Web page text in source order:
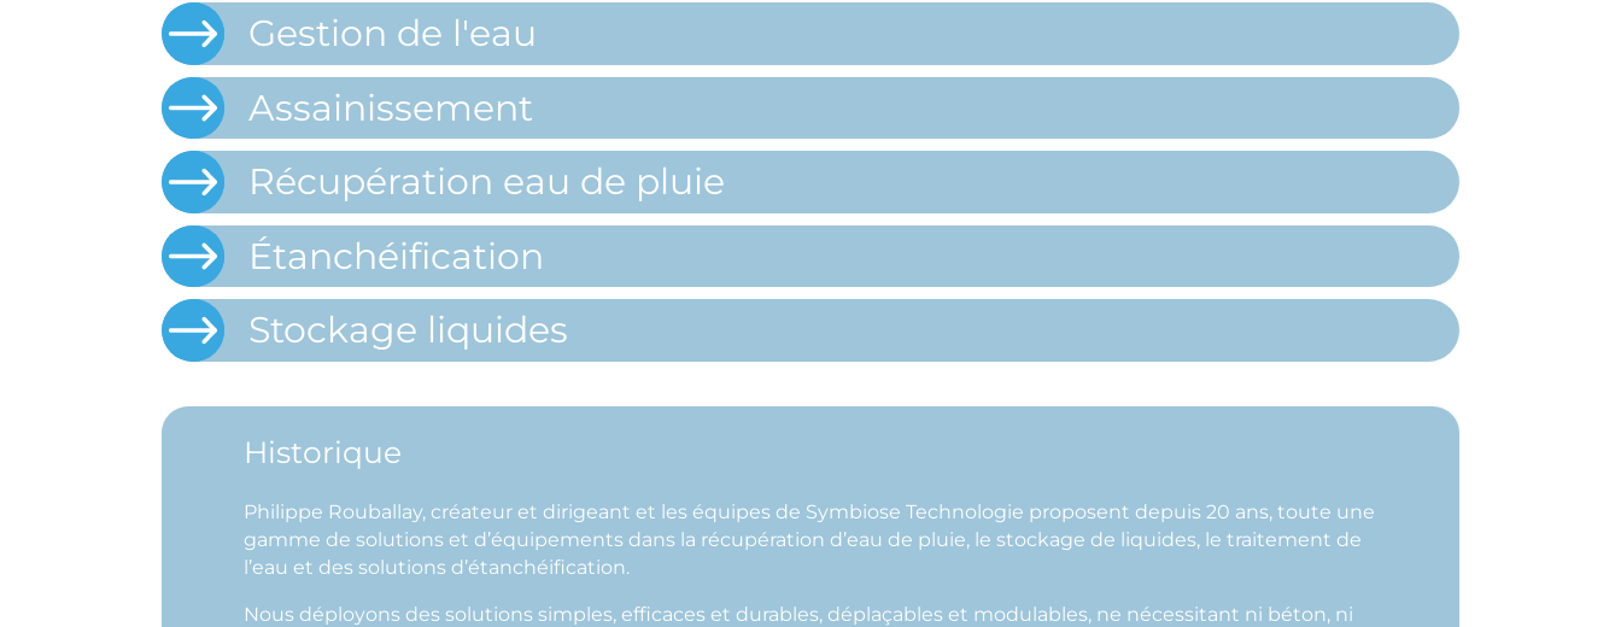
Gestion de l'eau
Assainissement
Récupération eau de pluie
Étanchéification
Stockage liquides
Historique
Philippe Rouballay, créateur et dirigeant et les équipes de Symbiose Technologie proposent depuis 20 ans, toute une
gamme de solutions et d’équipements dans la récupération d’eau de pluie, le stockage de liquides, le traitement de
l’eau et des solutions d’étanchéification.
Nous déployons des solutions simples, efficaces et durables, déplaçables et modulables, ne nécessitant ni béton, ni